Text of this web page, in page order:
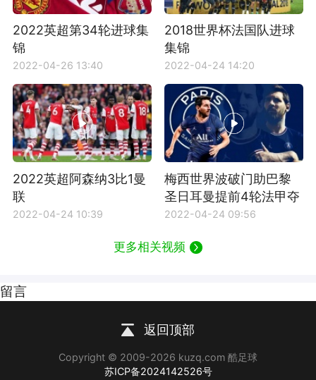
2022英超第34轮进球集
锦
2022-04-26 13:40
2018世界杯法国队进球
集锦
2022-04-24 14:20
2022英超阿森纳3比1曼
联
2022-04-24 10:39
梅西世界波破门助巴黎
圣日耳曼提前4轮法甲夺
冠
2022-04-24 09:56
更多相关视频
留言
返回顶部
Copyright © 2009-2026 kuzq.com 酷足球
苏ICP备2024142526号